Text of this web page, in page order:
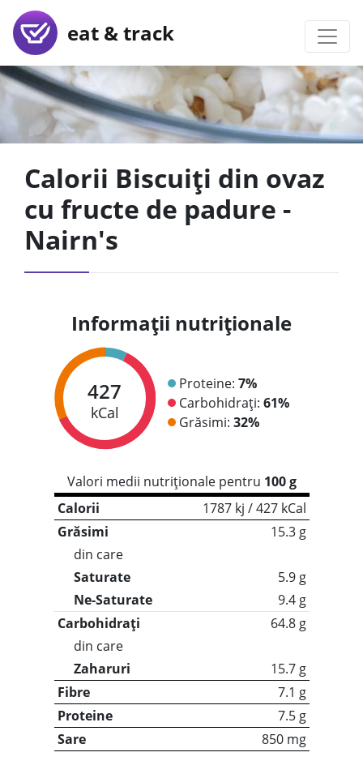
eat & track
Calorii Biscuiți din ovaz
cu fructe de padure -
Nairn's
Informații nutriționale
427
kCal
Proteine: 7%
Carbohidrați: 61%
Grăsimi: 32%
Valori medii nutriționale pentru 100 g
Calorii
1787 kj / 427 kCal
Grăsimi
15.3 g
din care
Saturate
5.9 g
Ne-Saturate
9.4 g
Carbohidrați
64.8 g
din care
Zaharuri
15.7 g
Fibre
7.1 g
Proteine
7.5 g
Sare
850 mg